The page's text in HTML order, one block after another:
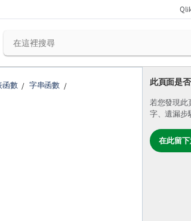
此頁面是
若您發現
字、遺漏步
在此留
函數 字串函數